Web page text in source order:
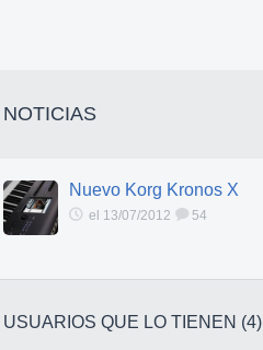
NOTICIAS
Nuevo Korg Kronos X
el 13/07/2012 54
USUARIOS QUE LO TIENEN (4)